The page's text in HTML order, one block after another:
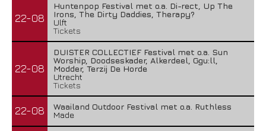
22-08
Huntenpop Festival met o.a. Di-rect, Up The
Irons, The Dirty Daddies, Therapy?
Ulft
Tickets
22-08
DUISTER COLLECTIEF Festival met o.a. Sun
Worship, Doodseskader, Alkerdeel, Ggu:ll,
Modder, Terzij De Horde
Utrecht
Tickets
22-08
Waailand Outdoor Festival met o.a. Ruthless
Made